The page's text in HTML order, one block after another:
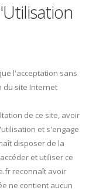
l'acceptation sans
du site Internet
de ce site, avoir
et s'engage
disposer de la
et utiliser ce
reconnaît avoir
ne contient aucun